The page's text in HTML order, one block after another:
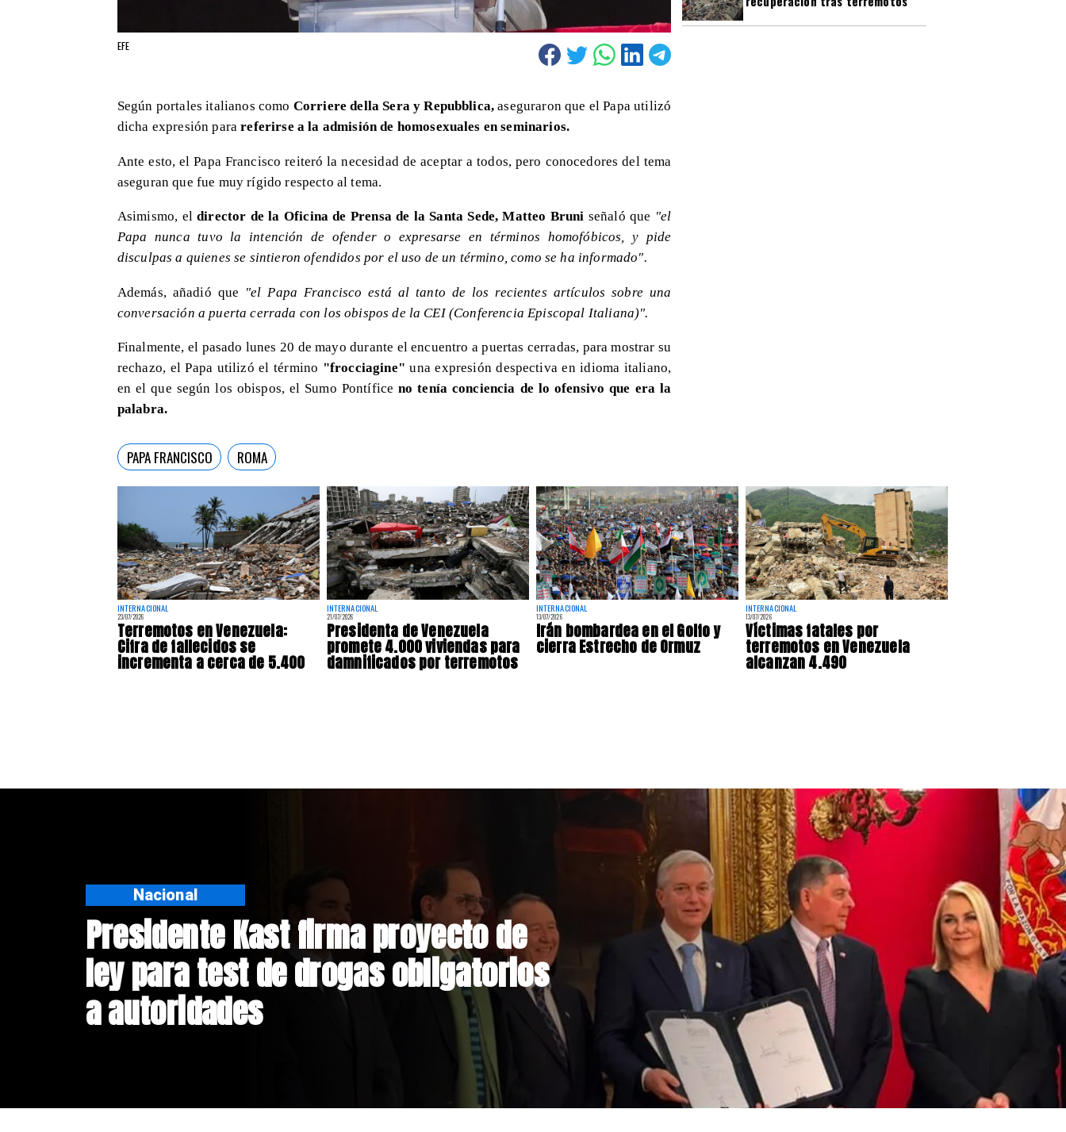
EFE
INTERNACIONAL
23/07/2026
Terremotos en Venezuela:
Cifra de fallecidos se
incrementa a cerca de 5.400
INTERNACIONAL
21/07/2026
Presidenta de Venezuela
promete 4.000 viviendas para
damnificados por terremotos
INTERNACIONAL
13/07/2026
Irán bombardea en el Golfo y
cierra Estrecho de Ormuz
INTERNACIONAL
13/07/2026
Víctimas fatales por
terremotos en Venezuela
alcanzan 4.490
Según portales italianos como Corriere della Sera y Repubblica, aseguraron que el Papa utilizó
dicha expresión parareferirse a la admisión de homosexuales en seminarios.
Ante esto, el Papa Francisco reiteró la necesidad de aceptar a todos, pero conocedores del tema
aseguran que fue muy rígido respecto al tema.
Asimismo, eldirector de la Oficina de Prensa de la Santa Sede, Matteo Bruni señaló que "el
Papa nunca tuvo la intención de ofender o expresarse en términos homofóbicos, y pide
disculpas a quienes se sintieron ofendidos por el uso de un término, como se ha informado".
Además, añadió que "el Papa Francisco está al tanto de los recientes artículos sobre una
conversación a puerta cerrada con los obispos de la CEI (Conferencia Episcopal Italiana)".
Finalmente, el pasado lunes 20 de mayo durante el encuentro a puertas cerradas, para mostrar su
rechazo, el Papa utilizó el término "frocciagine" una expresión despectiva en idioma italiano,
en el que según los obispos, el Sumo Pontíficeno tenía conciencia de lo ofensivo que era la
palabra.
PAPA FRANCISCO ROMA
Confirman fecha de llegada de
Vozinha a Colo Colo
Deportes